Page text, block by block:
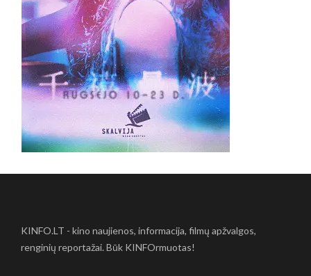
KINFO.LT - kino naujienos, informacija, filmų apžvalgos,
renginių reportažai. Būk KINFOrmuotas!